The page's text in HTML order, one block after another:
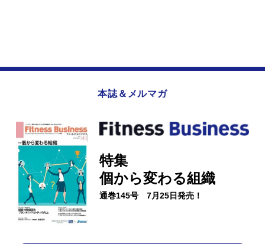
本誌＆メルマガ
特集
個から変わる組織
通巻145号 7月25日発売！